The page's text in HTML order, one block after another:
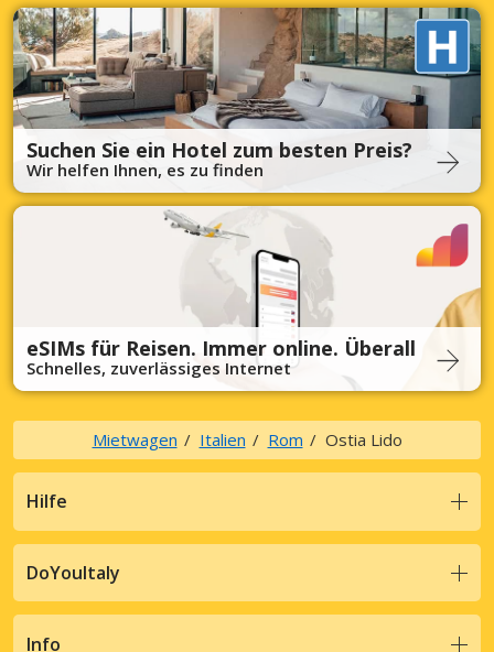
Suchen Sie ein Hotel zum besten Preis?
Wir helfen Ihnen, es zu finden
eSIMs für Reisen. Immer online. Überall
Schnelles, zuverlässiges Internet
Mietwagen Italien Rom Ostia Lido
Hilfe
DoYouItaly
Info